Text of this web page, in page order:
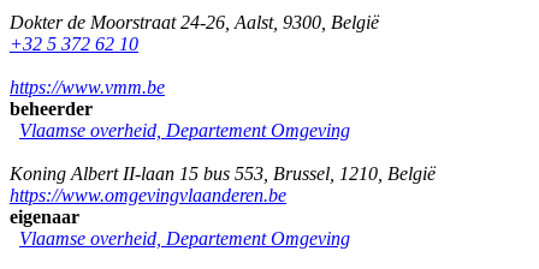
Dokter de Moorstraat 24-26 Aalst, 9300 België
+32 5 372 62 10
https://www.vmm.be
beheerder
Vlaamse overheid, Departement Omgeving
Koning Albert II-laan 15 bus 553 Brussel 1210 België
https://www.omgevingvlaanderen.be
eigenaar
Vlaamse overheid, Departement Omgeving